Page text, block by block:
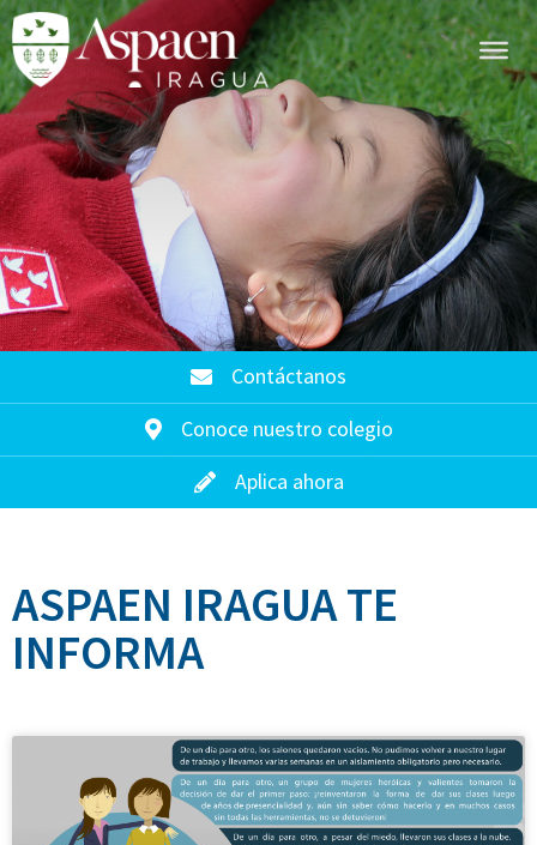
Contáctanos
Conoce nuestro colegio
Aplica ahora
ASPAEN IRAGUA TE
INFORMA